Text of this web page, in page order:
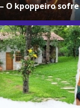
O kpoppeiro sofre